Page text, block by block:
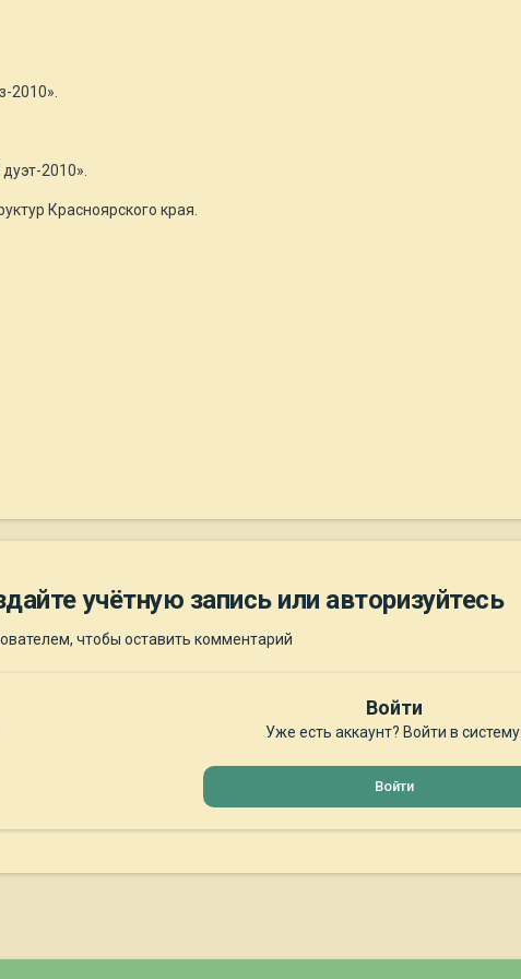
2010».
2010».
Красноярского края.
учётную запись или авторизуйтесь
чтобы оставить комментарий
Войти
Уже есть аккаунт? Войти в систему.
Войти